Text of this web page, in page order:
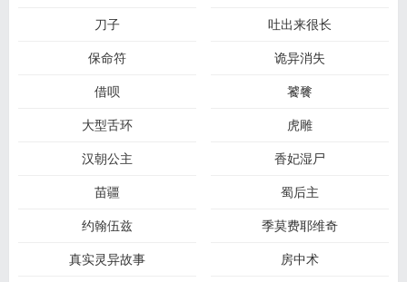
刀子
吐出来很长
保命符
诡异消失
借呗
饕餮
大型舌环
虎雕
汉朝公主
香妃湿尸
苗疆
蜀后主
约翰伍兹
季莫费耶维奇
真实灵异故事
房中术